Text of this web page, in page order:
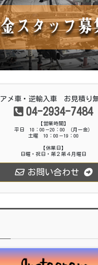
アメ車・逆輸入車 お見積り
04-2934-7484
【営業時間】
平日 10：00－20：00 （月ー金）
土曜 10：00－19：00
【休業日】
日曜・祝日・第２第４月曜日
お問い合わせ